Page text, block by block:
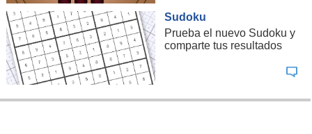
Sudoku
Prueba el nuevo Sudoku y
comparte tus resultados